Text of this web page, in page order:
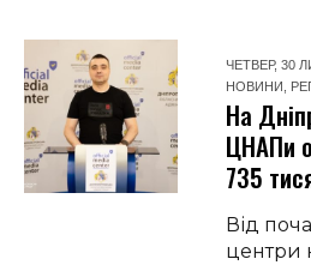
ЧЕТВЕР, 30
НОВИНИ
На
ЦНАПи
735
Від
центри